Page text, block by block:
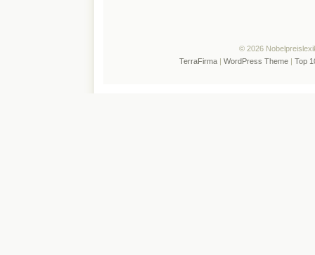
© 2026
TerraFirma| WordPress Theme| Top